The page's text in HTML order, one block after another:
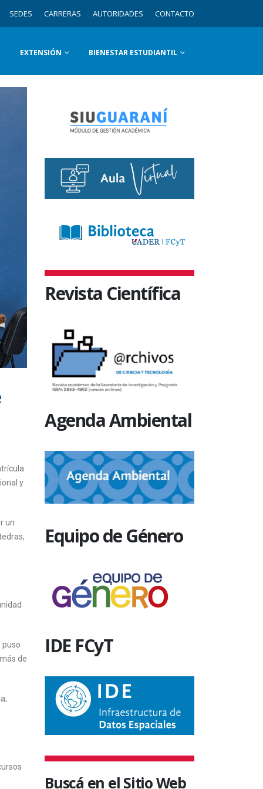
SEDES CARRERAS AUTORIDADES CONTACTO
EXTENSIÓN BIENESTAR ESTUDIANTIL
y
un
puso
de
Revista Científica
Agenda Ambiental
Equipo de Género
IDE FCyT
Buscá en el Sitio Web